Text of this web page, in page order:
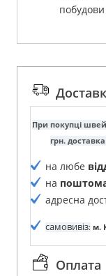
побудови
При покупці
грн.
на любе
на
адресна
самовивіз: м.
Оплата